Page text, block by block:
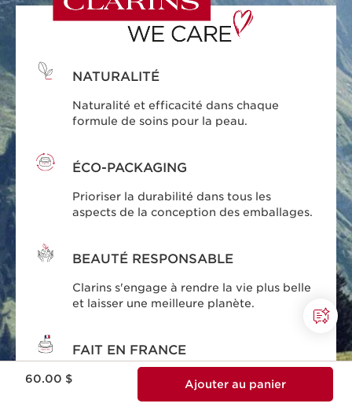
60.00 $ Ajouter au panier
NATURALITÉ
Naturalité et efficacité dans chaque
formule de soins pour la peau.
ÉCO-PACKAGING
Prioriser la durabilité dans tous les
aspects de la conception des emballages.
BEAUTÉ RESPONSABLE
Clarins s'engage à rendre la vie plus belle
et laisser une meilleure planète.
FAIT EN FRANCE
Tous nos soins sont conçus et produits en